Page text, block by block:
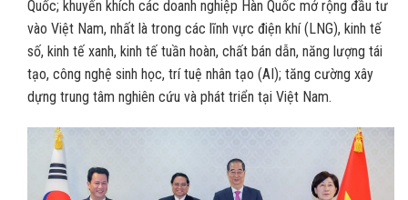
Quốc; khuyến khích các doanh nghiệp Hàn Quốc mở rộng đầu tư
vào Việt Nam, nhất là trong các lĩnh vực điện khí (LNG), kinh tế
số, kinh tế xanh, kinh tế tuần hoàn, chất bán dẫn, năng lượng tái
tạo, công nghệ sinh học, trí tuệ nhân tạo (AI); tăng cường xây
dựng trung tâm nghiên cứu và phát triển tại Việt Nam.